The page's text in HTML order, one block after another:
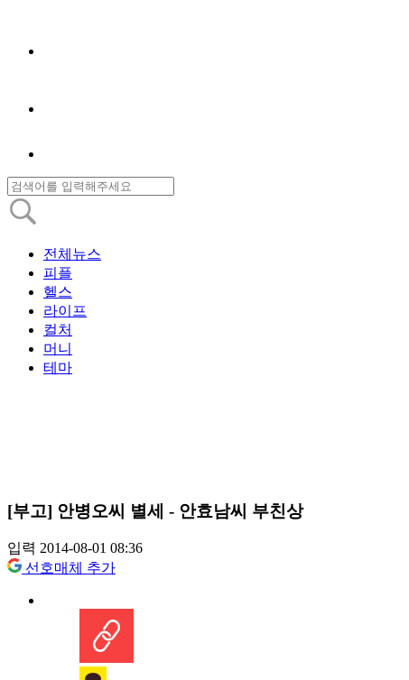
전체뉴스
피플
헬스
라이프
컬처
머니
테마
[부고] 안병오씨 별세 - 안효남씨 부친상
입력 2014-08-01 08:36
선호매체 추가